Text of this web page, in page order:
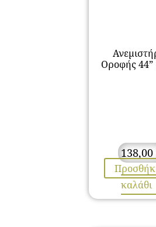
Οροφής 44”
138,00
καλάθι